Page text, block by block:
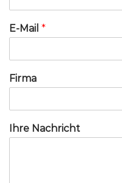
E-Mail *
Firma
Ihre Nachricht